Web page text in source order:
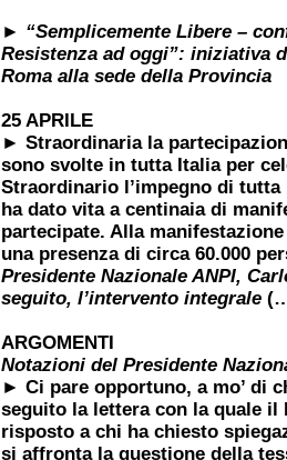
► “Semplicemente Libere –
Resistenza ad oggi”: iniziativa
Roma alla sede della Provincia
25 APRILE
► Straordinaria la
sono svolte in tutta Italia per
Straordinario l’impegno di tutta
ha dato vita a centinaia di
partecipate. Alla
una presenza di circa 60.000
Presidente Nazionale ANPI,
seguito, l’intervento integrale
ARGOMENTI
Notazioni del Presidente
► Ci pare opportuno, a mo’ di
seguito la lettera con la quale il
risposto a chi ha chiesto
si affronta la questione della